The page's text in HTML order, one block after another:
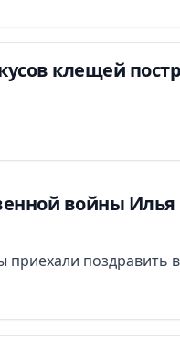
клещей
войны
приехали поздравить